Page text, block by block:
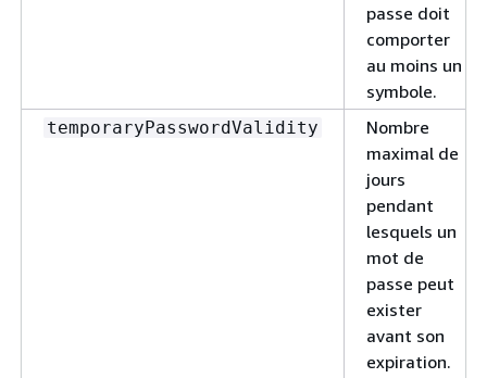
passe doit
comporter
au moins un
symbole.
temporaryPasswordValidity
Nombre
maximal de
jours
pendant
lesquels un
mot de
passe peut
exister
avant son
expiration.